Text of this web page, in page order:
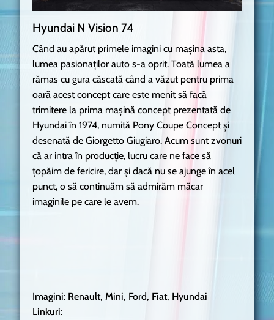
Hyundai N Vision 74
Când au apărut primele imagini cu mașina asta,
lumea pasionaților auto s-a oprit. Toată lumea a
rămas cu gura căscată când a văzut pentru prima
oară acest concept care este menit să facă
trimitere la prima mașină concept prezentată de
Hyundai în 1974, numită Pony Coupe Concept și
desenată de Giorgetto Giugiaro. Acum sunt zvonuri
că ar intra în producție, lucru care ne face să
țopăim de fericire, dar și dacă nu se ajunge în acel
punct, o să continuăm să admirăm măcar
imaginile pe care le avem.
Imagini: Renault, Mini, Ford, Fiat, Hyundai
Linkuri: